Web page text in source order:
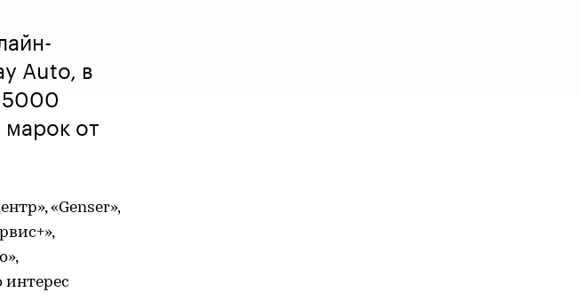
Auto, в
5000
от
«Genser»,
интерес